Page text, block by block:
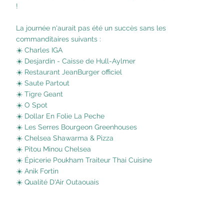
!
La journée n'aurait pas été un succès sans les
commanditaires suivants :
☀️ Charles IGA
☀️ Desjardin - Caisse de Hull-Aylmer
☀️ Restaurant JeanBurger officiel
☀️ Saute Partout
☀️ Tigre Geant
☀️ O Spot
☀️ Dollar En Folie La Peche
☀️ Les Serres Bourgeon Greenhouses
☀️ Chelsea Shawarma & Pizza
☀️ Pitou Minou Chelsea
☀️ Épicerie Poukham Traiteur Thai Cuisine
☀️ Anik Fortin
☀️ Qualité D'Air Outaouais